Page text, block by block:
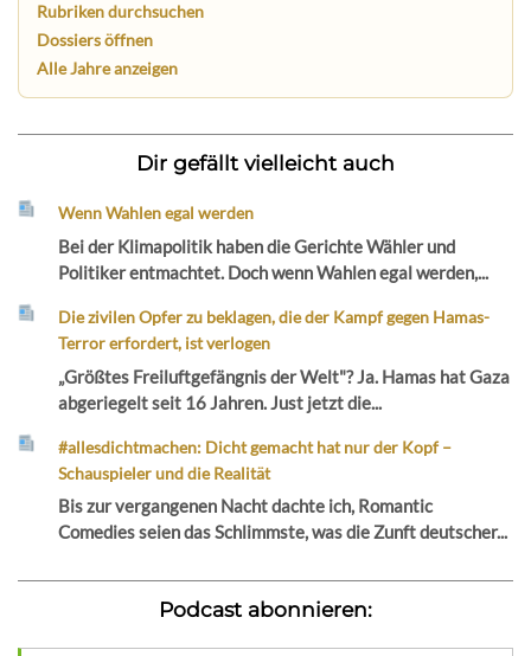
Rubriken durchsuchen
Dossiers öffnen
Alle Jahre anzeigen
Dir gefällt vielleicht auch
Wenn Wahlen egal werden
Bei der Klimapolitik haben die Gerichte Wähler und
Politiker entmachtet. Doch wenn Wahlen egal werden,...
Die zivilen Opfer zu beklagen, die der Kampf gegen Hamas-
Terror erfordert, ist verlogen
„Größtes Freiluftgefängnis der Welt"? Ja. Hamas hat Gaza
abgeriegelt seit 16 Jahren. Just jetzt die...
#allesdichtmachen: Dicht gemacht hat nur der Kopf –
Schauspieler und die Realität
Bis zur vergangenen Nacht dachte ich, Romantic
Comedies seien das Schlimmste, was die Zunft deutscher...
Podcast abonnieren: